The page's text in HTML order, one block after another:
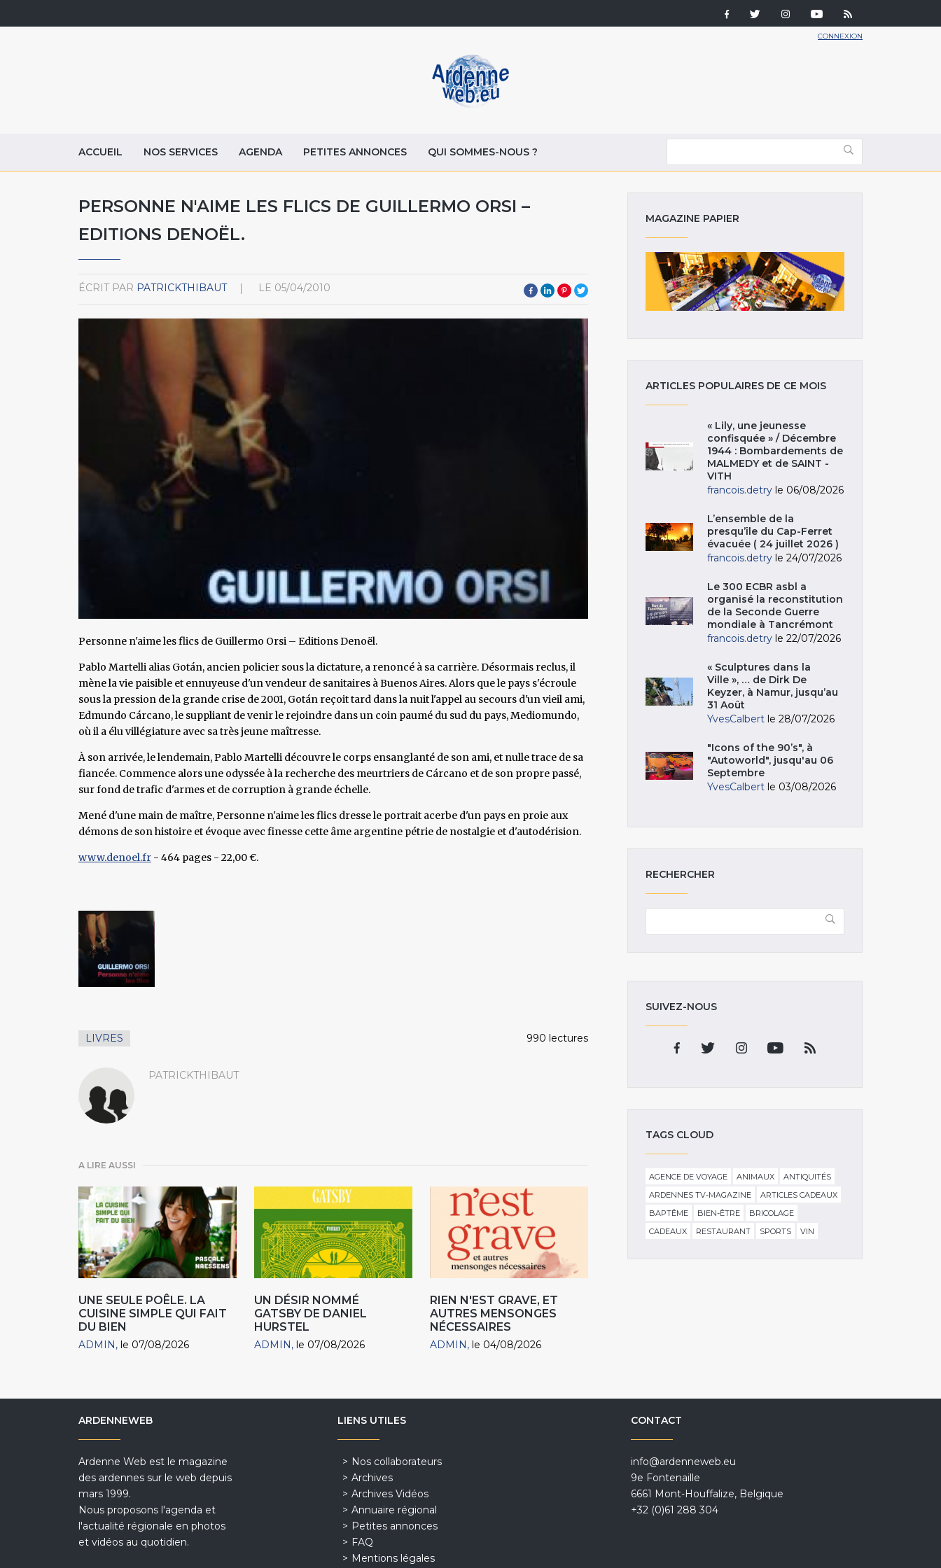
CONNEXION
ACCUEIL NOS SERVICES AGENDA PETITES ANNONCES QUI SOMMES-NOUS ?
PERSONNE N'AIME LES FLICS DE GUILLERMO ORSI –
EDITIONS DENOËL.
ÉCRIT PAR PATRICKTHIBAUT LE 05/04/2010
Personne n'aime les flics de Guillermo Orsi – Editions Denoël.
Pablo Martelli alias Gotán, ancien policier sous la dictature, a renoncé à sa carrière. Désormais reclus, il
mène la vie paisible et ennuyeuse d'un vendeur de sanitaires à Buenos Aires. Alors que le pays s'écroule
sous la pression de la grande crise de 2001, Gotán reçoit tard dans la nuit l'appel au secours d'un vieil ami,
Edmundo Cárcano, le suppliant de venir le rejoindre dans un coin paumé du sud du pays, Mediomundo,
où il a élu villégiature avec sa très jeune maîtresse.
À son arrivée, le lendemain, Pablo Martelli découvre le corps ensanglanté de son ami, et nulle trace de sa
fiancée. Commence alors une odyssée à la recherche des meurtriers de Cárcano et de son propre passé,
sur fond de trafic d'armes et de corruption à grande échelle.
Mené d'une main de maître, Personne n'aime les flics dresse le portrait acerbe d'un pays en proie aux
démons de son histoire et évoque avec finesse cette âme argentine pétrie de nostalgie et d'autodérision.
www.denoel.fr - 464 pages - 22,00 €.
LIVRES 990 lectures
PATRICKTHIBAUT
A LIRE AUSSI
UNE SEULE POÊLE. LA
CUISINE SIMPLE QUI FAIT
DU BIEN
ADMIN le 07/08/2026
UN DÉSIR NOMMÉ
GATSBY DE DANIEL
HURSTEL
ADMIN le 07/08/2026
RIEN N'EST GRAVE, ET
AUTRES MENSONGES
NÉCESSAIRES
ADMIN le 04/08/2026
MAGAZINE PAPIER
ARTICLES POPULAIRES DE CE MOIS
« Lily, une jeunesse
confisquée » / Décembre
1944 : Bombardements de
MALMEDY et de SAINT -
VITH
francois.detry le 06/08/2026
L’ensemble de la
presqu’île du Cap-Ferret
évacuée ( 24 juillet 2026 )
francois.detry le 24/07/2026
Le 300 ECBR asbl a
organisé la reconstitution
de la Seconde Guerre
mondiale à Tancrémont
francois.detry le 22/07/2026
« Sculptures dans la
Ville », … de Dirk De
Keyzer, à Namur, jusqu’au
31 Août
YvesCalbert le 28/07/2026
"Icons of the 90’s", à
"Autoworld", jusqu'au 06
Septembre
YvesCalbert le 03/08/2026
RECHERCHER
SUIVEZ-NOUS
TAGS CLOUD
AGENCE DE VOYAGE ANIMAUX
ANTIQUITÉS
ARDENNES TV-MAGAZINE
ARTICLES CADEAUX
BAPTÊME
BIEN-ÊTRE
BRICOLAGE
CADEAUX
RESTAURANT SPORTS VIN
ARDENNEWEB
Ardenne Web est le magazine
des ardennes sur le web depuis
mars 1999.
Nous proposons l'agenda et
l'actualité régionale en photos
et vidéos au quotidien.
LIENS UTILES
Nos collaborateurs
Archives
Archives Vidéos
Annuaire régional
Petites annonces
FAQ
Mentions légales
CONTACT
info@ardenneweb.eu
9e Fontenaille
6661 Mont-Houffalize, Belgique
+32 (0)61 288 304